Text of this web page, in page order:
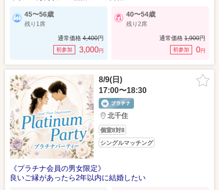
45〜56歳
残り1席
通常価格 4,400円
初参加 3,000円
40〜54歳
残り2席
通常価格 1,900円
初参加 0円
8/9(日)
17:00〜18:30
北千住
個室8対8
シングルマッチング
《プラチナ会員の男女限定》
良いご縁があったら2年以内に結婚したい